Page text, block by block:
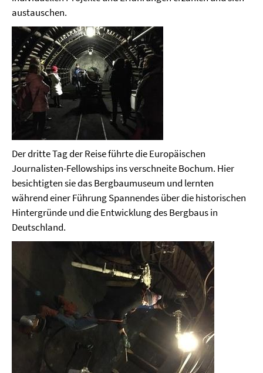
austauschen.
Der dritte Tag der Reise führte die Europäischen
Journalisten-Fellowships ins verschneite Bochum. Hier
besichtigten sie das Bergbaumuseum und lernten
während einer Führung Spannendes über die historischen
Hintergründe und die Entwicklung des Bergbaus in
Deutschland.